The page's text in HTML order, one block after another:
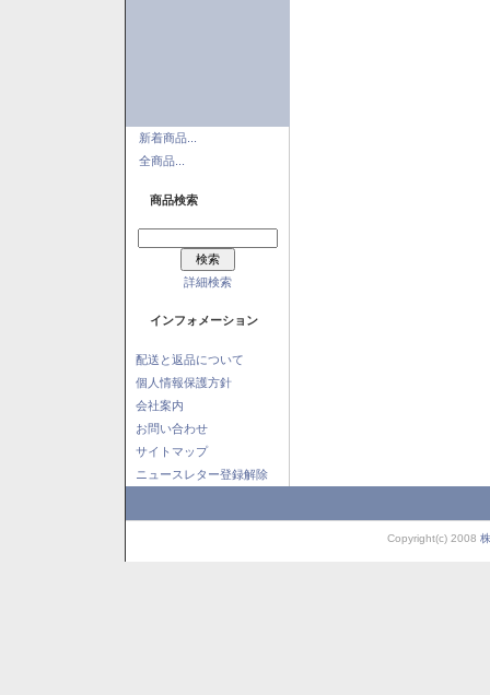
新着商品...
全商品...
商品検索
詳細検索
インフォメーション
配送と返品について
個人情報保護方針
会社案内
お問い合わせ
サイトマップ
ニュースレター登録解除
Copyright(c) 2008